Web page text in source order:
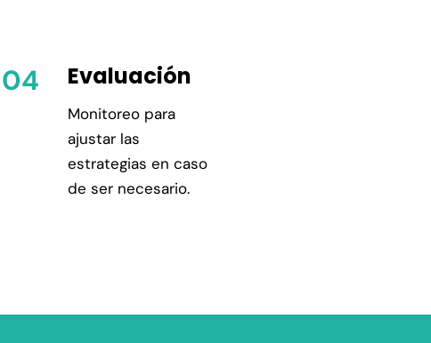
Evaluación
Monitoreo para
ajustar las
estrategias en caso
de ser necesario.